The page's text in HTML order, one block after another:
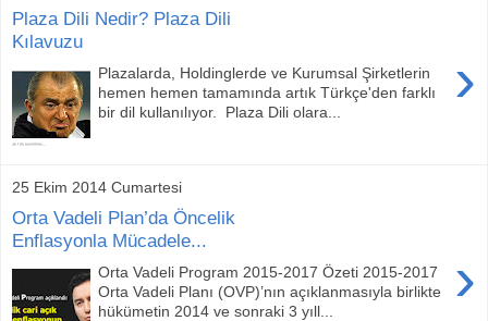
Plaza Dili Nedir? Plaza Dili
Kılavuzu
›
Plazalarda, Holdinglerde ve Kurumsal Şirketlerin
hemen hemen tamamında artık Türkçe'den farklı
bir dil kullanılıyor. Plaza Dili olara...
25 Ekim 2014 Cumartesi
Orta Vadeli Plan’da Öncelik
Enflasyonla Mücadele...
›
Orta Vadeli Program 2015-2017 Özeti 2015-2017
Orta Vadeli Planı (OVP)’nın açıklanmasıyla birlikte
hükümetin 2014 ve sonraki 3 yıll...